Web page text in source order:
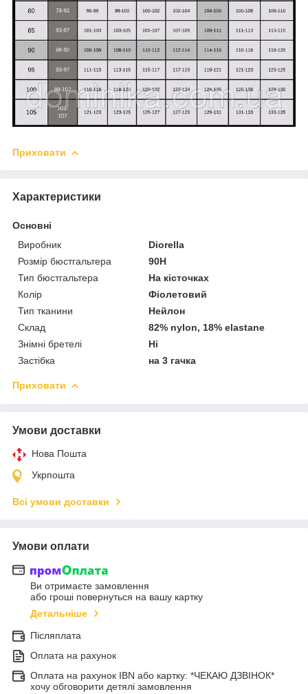
Приховати
Характеристики
Основні
Виробник
Diorella
Розмір бюстгальтера
90H
Тип бюстгальтера
На кісточках
Колір
Фіолетовий
Тип тканини
Нейлон
Склад
82% nylon, 18% elastane
Знімні бретелі
Ні
Застібка
на 3 гачка
Приховати
Умови доставки
Нова Пошта
Укрпошта
Всі умови доставки
Умови оплати
Ви отримаєте замовлення
або гроші повернуться на вашу картку
Детальніше
Післяплата
Оплата на рахунок
Оплата на рахунок IBN або картку: *ЧЕКАЮ ДЗВІНОК*
хочу обговорити детялі замовлення